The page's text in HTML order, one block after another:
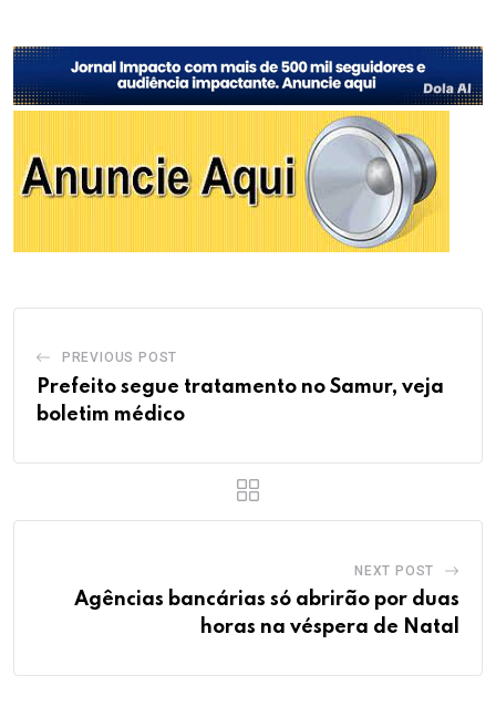
PREVIOUS POST
Prefeito segue tratamento no Samur, veja
boletim médico
NEXT POST
Agências bancárias só abrirão por duas
horas na véspera de Natal